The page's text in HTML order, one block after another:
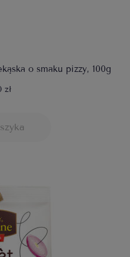
o smaku pizzy, 100g
zł